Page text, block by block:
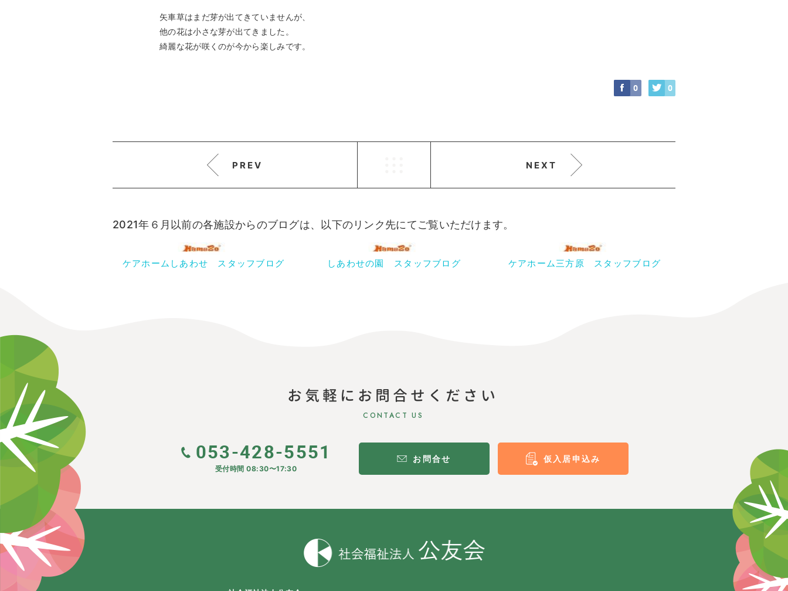
矢車草はまだ芽が出てきていませんが、
他の花は小さな芽が出てきました。
綺麗な花が咲くのが今から楽しみです。
0 0
PREV NEXT
2021年６月以前の各施設からのブログは、以下のリンク先にてご覧いただけます。
ケアホームしあわせ スタッフブログ しあわせの園 スタッフブログ ケアホーム三方原 スタッフブログ
お気軽にお問合せください
CONTACT US
053-428-5551
受付時間 08:30〜17:30
お問合せ 仮入居申込み